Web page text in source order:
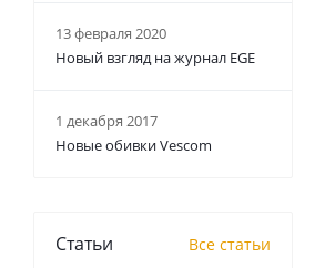
13 февраля 2020
Новый взгляд на журнал EGE
1 декабря 2017
Новые обивки Vescom
Статьи Все статьи